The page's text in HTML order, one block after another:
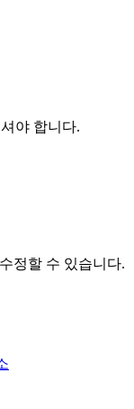
야 합니다.
정할 수 있습니다.